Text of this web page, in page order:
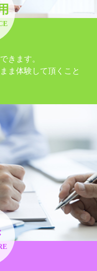
きます。
ま体験して頂くこと